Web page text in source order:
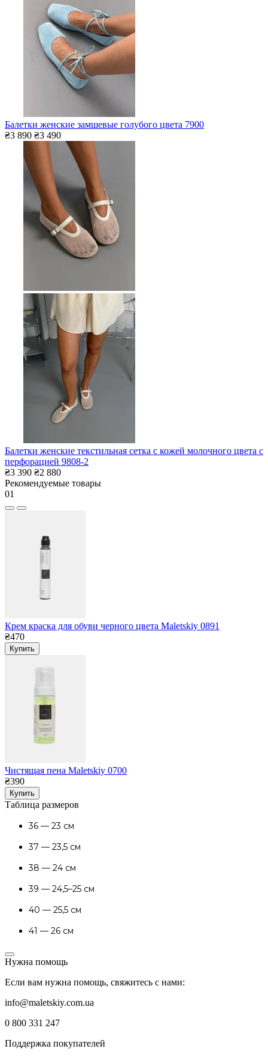
Балетки женские замшевые голубого цвета 7900
₴3 890 ₴3 490
Балетки женские текстильная сетка с кожей молочного цвета с
перфорацией 9808-2
₴3 390 ₴2 880
Рекомендуемые товары
01
Крем краска для обуви черного цвета Maletskiy 0891
₴470
Купить
Чистящая пена Maletskiy 0700
₴390
Купить
Таблица размеров
36 — 23 см
37 — 23,5 см
38 — 24 см
39 — 24,5–25 см
40 — 25,5 см
41 — 26 см
Нужна помощь
Если вам нужна помощь, свяжитесь с нами:
info@maletskiy.com.ua
0 800 331 247
Поддержка покупателей